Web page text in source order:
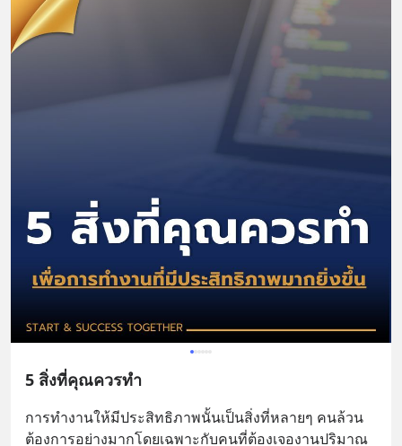
5 สิ่งที่คุณควรทำ
การทำงานให้มีประสิทธิภาพนั้นเป็นสิ่งที่หลายๆ คนล้วน
ต้องการอย่างมากโดยเฉพาะกับคนที่ต้องเจองานปริมาณ